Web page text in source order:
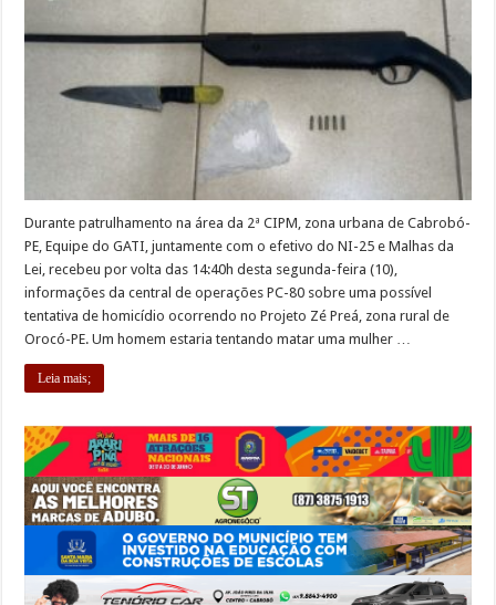
Durante patrulhamento na área da 2ª CIPM, zona urbana de Cabrobó-
PE, Equipe do GATI, juntamente com o efetivo do NI-25 e Malhas da
Lei, recebeu por volta das 14:40h desta segunda-feira (10),
informações da central de operações PC-80 sobre uma possível
tentativa de homicídio ocorrendo no Projeto Zé Preá, zona rural de
Orocó-PE. Um homem estaria tentando matar uma mulher …
Leia mais;